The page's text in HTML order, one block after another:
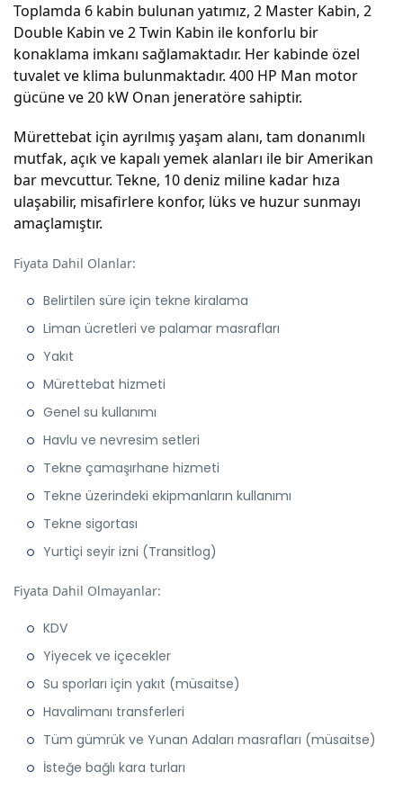
Toplamda 6 kabin bulunan yatımız, 2 Master Kabin, 2
Double Kabin ve 2 Twin Kabin ile konforlu bir
konaklama imkanı sağlamaktadır. Her kabinde özel
tuvalet ve klima bulunmaktadır. 400 HP Man motor
gücüne ve 20 kW Onan jeneratöre sahiptir.
Mürettebat için ayrılmış yaşam alanı, tam donanımlı
mutfak, açık ve kapalı yemek alanları ile bir Amerikan
bar mevcuttur. Tekne, 10 deniz miline kadar hıza
ulaşabilir, misafirlere konfor, lüks ve huzur sunmayı
amaçlamıştır.
Fiyata Dahil Olanlar:
Belirtilen süre için tekne kiralama
Liman ücretleri ve palamar masrafları
Yakıt
Mürettebat hizmeti
Genel su kullanımı
Havlu ve nevresim setleri
Tekne çamaşırhane hizmeti
Tekne üzerindeki ekipmanların kullanımı
Tekne sigortası
Yurtiçi seyir izni (Transitlog)
Fiyata Dahil Olmayanlar:
KDV
Yiyecek ve içecekler
Su sporları için yakıt (müsaitse)
Havalimanı transferleri
Tüm gümrük ve Yunan Adaları masrafları (müsaitse)
İsteğe bağlı kara turları